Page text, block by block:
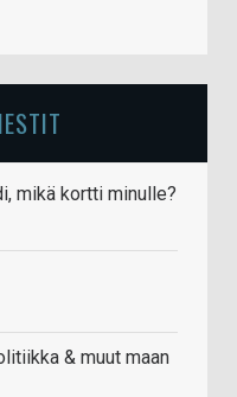
mikä kortti minulle?
& muut maan